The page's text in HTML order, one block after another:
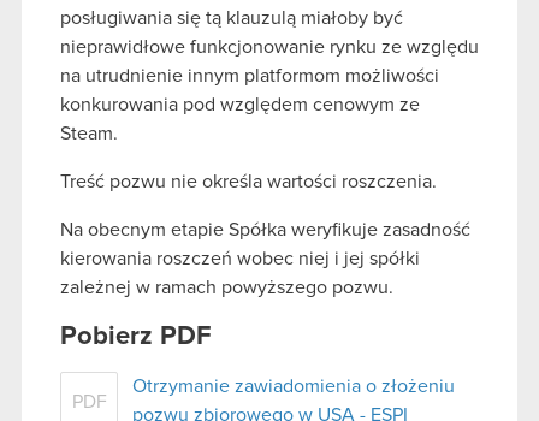
posługiwania się tą klauzulą miałoby być
nieprawidłowe funkcjonowanie rynku ze względu
na utrudnienie innym platformom możliwości
konkurowania pod względem cenowym ze
Steam.
Treść pozwu nie określa wartości roszczenia.
Na obecnym etapie Spółka weryfikuje zasadność
kierowania roszczeń wobec niej i jej spółki
zależnej w ramach powyższego pozwu.
Pobierz PDF
PDF
Otrzymanie zawiadomienia o złożeniu
pozwu zbiorowego w USA - ESPI